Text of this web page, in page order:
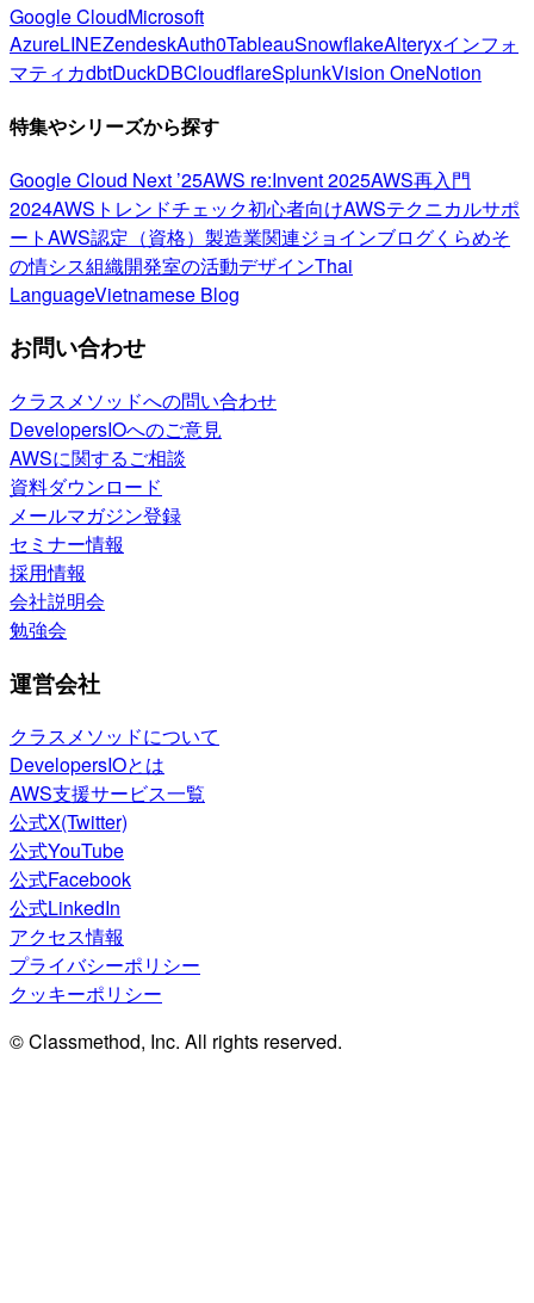
Google CloudMicrosoft
AzureLINEZendeskAuth0TableauSnowflakeAlteryxインフォ
マティカdbtDuckDBCloudflareSplunkVision OneNotion
特集やシリーズから探す
Google Cloud Next ’25AWS re:Invent 2025AWS再入門
2024AWSトレンドチェック初心者向けAWSテクニカルサポ
ートAWS認定（資格） 製造業関連ジョインブログくらめそ
の情シス組織開発室の活動デザインThai
LanguageVietnamese Blog
お問い合わせ
クラスメソッドへの問い合わせ
DevelopersIOへのご意見
AWSに関するご相談
資料ダウンロード
メールマガジン登録
セミナー情報
採用情報
会社説明会
勉強会
運営会社
クラスメソッドについて
DevelopersIOとは
AWS支援サービス一覧
公式X(Twitter)
公式YouTube
公式Facebook
公式LinkedIn
アクセス情報
プライバシーポリシー
クッキーポリシー
© Classmethod, Inc. All rights reserved.